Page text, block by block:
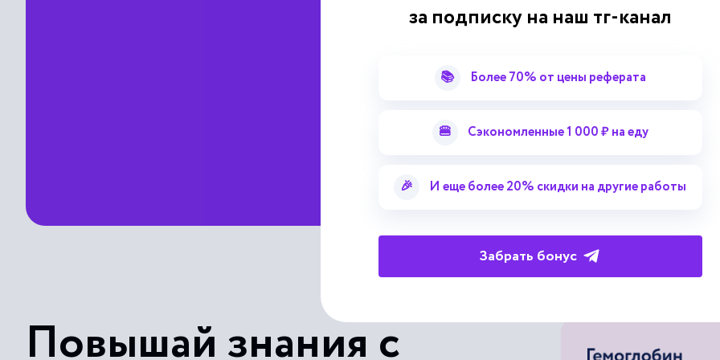
Влагоотделитель кабины
Естественное обледенение
Желобообразный лед самолета
Зона обледенения самолета
Имитатор гидросистемы
Имитатор перегрузок самолета
Имитатор тряски самолета
Повышай знания с
за подписку на наш тг-канал
📚 Более 70% от цены реферата
🍔 Сэкономленные 1 000 ₽ на еду
🎉 И еще более 20% скидки на другие работы
Забрать бонус